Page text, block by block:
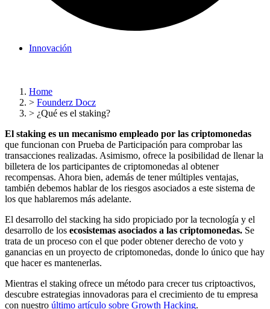
Innovación
Home
> Founderz Docz
> ¿Qué es el staking?
El staking es un mecanismo empleado por las criptomonedas
que funcionan con Prueba de Participación para comprobar las
transacciones realizadas. Asimismo, ofrece la posibilidad de llenar la
billetera de los participantes de criptomonedas al obtener
recompensas. Ahora bien, además de tener múltiples ventajas,
también debemos hablar de los riesgos asociados a este sistema de
los que hablaremos más adelante.
El desarrollo del stacking ha sido propiciado por la tecnología y el
desarrollo de los ecosistemas asociados a las criptomonedas. Se
trata de un proceso con el que poder obtener derecho de voto y
ganancias en un proyecto de criptomonedas, donde lo único que hay
que hacer es mantenerlas.
Mientras el staking ofrece un método para crecer tus criptoactivos,
descubre estrategias innovadoras para el crecimiento de tu empresa
con nuestro último artículo sobre Growth Hacking.